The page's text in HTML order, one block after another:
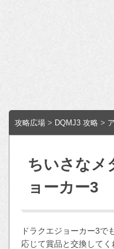
攻略広場 > DQMJ3 攻略 >
ちいさなメ
ョーカー3
ドラクエジョーカー3で
応じて賞品と交換してく